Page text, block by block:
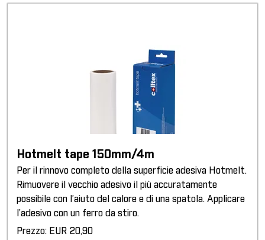
Hotmelt tape 150mm/4m
Per il rinnovo completo della superficie adesiva Hotmelt.
Rimuovere il vecchio adesivo il più accuratamente
possibile con l’aiuto del calore e di una spatola. Applicare
l’adesivo con un ferro da stiro.
Prezzo: EUR 20,90